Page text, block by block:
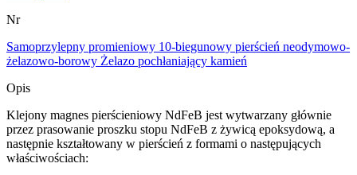
Nr
Samoprzylepny promieniowy 10-biegunowy pierścień neodymowo-
żelazowo-borowy Żelazo pochłaniający kamień
Opis
Klejony magnes pierścieniowy NdFeB jest wytwarzany głównie
przez prasowanie proszku stopu NdFeB z żywicą epoksydową, a
następnie kształtowany w pierścień z formami o następujących
właściwościach: